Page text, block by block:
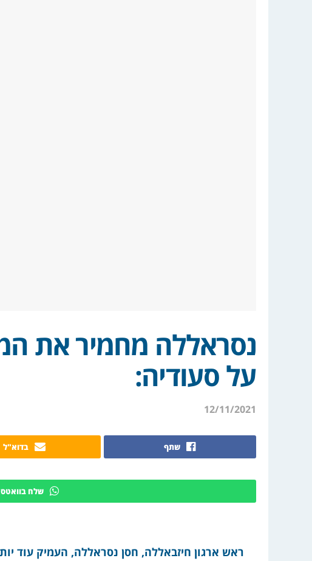
נסראללה מחמיר את
על סעודיה:
12/11/2021
שתף בדוא"ל
שלח
ראש ארגון חיזבאללה, חסן נסראללה, העמיק עוד